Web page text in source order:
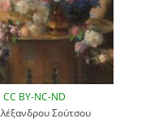
CC BY-NC-ND
Σούτσου